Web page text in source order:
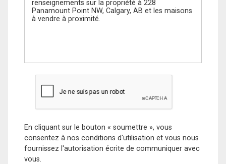
En cliquant sur le bouton « soumettre », vous
consentez à nos conditions d'utilisation et vous nous
fournissez l'autorisation écrite de communiquer avec
vous.